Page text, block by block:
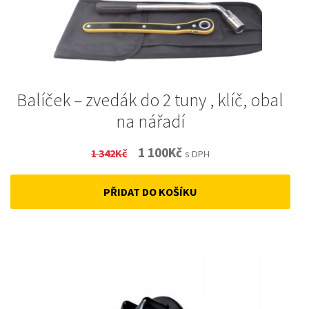
Balíček – zvedák do 2 tuny , klíč, obal
na nářadí
1 342Kč
Original
price
was:
1 100KčCurrent
price
is:
s DPH
PŘIDAT DO KOŠÍKU